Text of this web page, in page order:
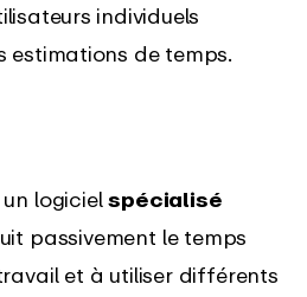
individuels
estimations de temps.
un logicielspécialisé
passivement le temps
et à utiliser différents